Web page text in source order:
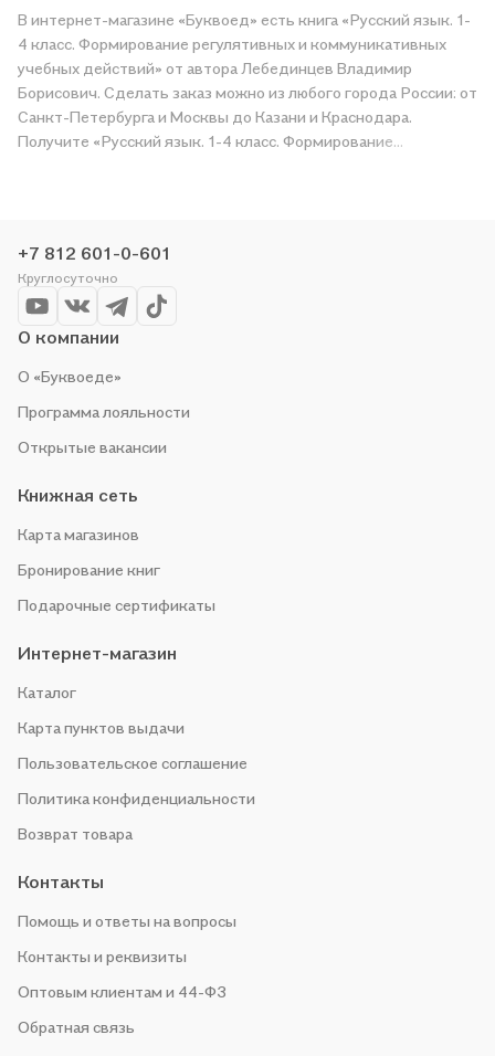
В интернет-магазине «Буквоед» есть книга «Русский язык. 1-
4 класс. Формирование регулятивных и коммуникативных
учебных действий» от автора Лебединцев Владимир
Борисович. Сделать заказ можно из любого города России: от
Санкт-Петербурга и Москвы до Казани и Краснодара.
Получите «Русский язык. 1-4 класс. Формирование
организуем конкурсы и проводим акции. Оставайтесь с нами,
чтобы не упустить выгоду!
+7 812 601-0-601
Круглосуточно
О компании
О «Буквоеде»
Программа лояльности
Открытые вакансии
Книжная сеть
Карта магазинов
Бронирование книг
Подарочные сертификаты
Интернет-магазин
Каталог
Карта пунктов выдачи
Пользовательское соглашение
Политика конфиденциальности
Возврат товара
Контакты
Помощь и ответы на вопросы
Контакты и реквизиты
Оптовым клиентам и 44-ФЗ
Обратная связь